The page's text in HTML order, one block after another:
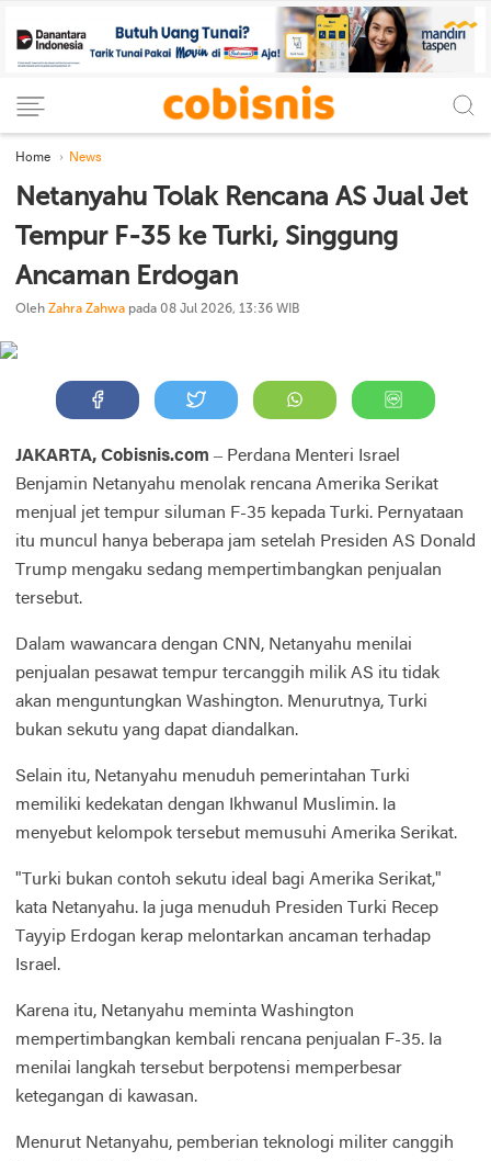
Home News
Netanyahu Tolak Rencana AS Jual Jet
Tempur F-35 ke Turki, Singgung
Ancaman Erdogan
Oleh Zahra Zahwa pada 08 Jul 2026, 13:36 WIB
JAKARTA, Cobisnis.com – Perdana Menteri Israel
Benjamin Netanyahu menolak rencana Amerika Serikat
menjual jet tempur siluman F-35 kepada Turki. Pernyataan
itu muncul hanya beberapa jam setelah Presiden AS Donald
Trump mengaku sedang mempertimbangkan penjualan
tersebut.
Dalam wawancara dengan CNN, Netanyahu menilai
penjualan pesawat tempur tercanggih milik AS itu tidak
akan menguntungkan Washington. Menurutnya, Turki
bukan sekutu yang dapat diandalkan.
Selain itu, Netanyahu menuduh pemerintahan Turki
memiliki kedekatan dengan Ikhwanul Muslimin. Ia
menyebut kelompok tersebut memusuhi Amerika Serikat.
"Turki bukan contoh sekutu ideal bagi Amerika Serikat,"
kata Netanyahu. Ia juga menuduh Presiden Turki Recep
Tayyip Erdogan kerap melontarkan ancaman terhadap
Israel.
Karena itu, Netanyahu meminta Washington
mempertimbangkan kembali rencana penjualan F-35. Ia
menilai langkah tersebut berpotensi memperbesar
ketegangan di kawasan.
Menurut Netanyahu, pemberian teknologi militer canggih